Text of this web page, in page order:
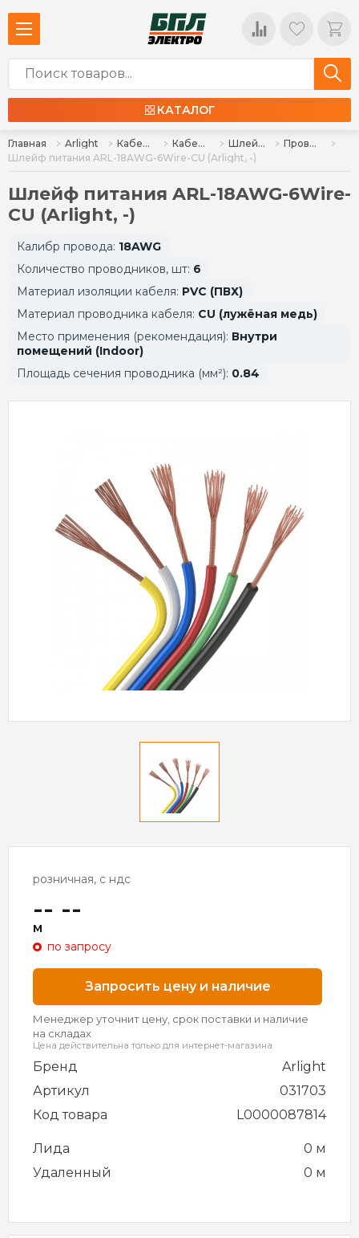
КАТАЛОГ
Главная Arlight Кабельная продукция Кабель питания Шлейф питания [Color]
Провод
Шлейф питания ARL-18AWG-6Wire-CU (Arlight, -)
Шлейф питания ARL-18AWG-6Wire-
CU (Arlight, -)
Калибр провода: 18AWG
Количество проводников, шт: 6
Материал изоляции кабеля: PVC (ПВХ)
Материал проводника кабеля: CU (лужёная медь)
Место применения (рекомендация): Внутри
помещений (Indoor)
Площадь сечения проводника (мм²): 0.84
розничная, с ндс
-- --
м
по запросу
Запросить цену и наличие
Менеджер уточнит цену, срок поставки и наличие
на складах
Цена действительна только для интернет-магазина
Бренд
Arlight
Артикул
031703
Код товара
L0000087814
Лида
0 м
Удаленный
0 м